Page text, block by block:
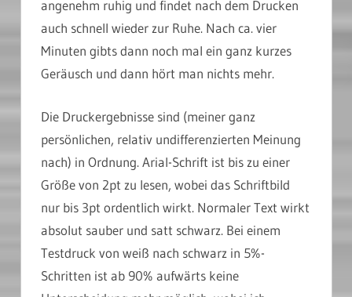
angenehm ruhig und findet nach dem Drucken
auch schnell wieder zur Ruhe. Nach ca. vier
Minuten gibts dann noch mal ein ganz kurzes
Geräusch und dann hört man nichts mehr.
Die Druckergebnisse sind (meiner ganz
persönlichen, relativ undifferenzierten Meinung
nach) in Ordnung. Arial-Schrift ist bis zu einer
Größe von 2pt zu lesen, wobei das Schriftbild
nur bis 3pt ordentlich wirkt. Normaler Text wirkt
absolut sauber und satt schwarz. Bei einem
Testdruck von weiß nach schwarz in 5%-
Schritten ist ab 90% aufwärts keine